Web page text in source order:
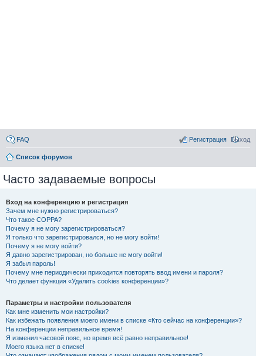
FAQ Выход
Регистрация
Список форумов
Часто задаваемые вопросы
Вход на конференцию и регистрация
Зачем мне нужно регистрироваться?
Что такое COPPA?
Почему я не могу зарегистрироваться?
Я только что зарегистрировался, но не могу войти!
Почему я не могу войти?
Я давно зарегистрирован, но больше не могу войти!
Я забыл пароль!
Почему мне периодически приходится повторять ввод имени и пароля?
Что делает функция «Удалить cookies конференции»?
Параметры и настройки пользователя
Как мне изменить мои настройки?
Как избежать появления моего имени в списке «Кто сейчас на конференции»?
На конференции неправильное время!
Я изменил часовой пояс, но время всё равно неправильное!
Моего языка нет в списке!